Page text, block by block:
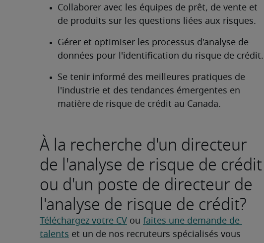
Collaborer avec les équipes de prêt, de vente et
de produits sur les questions liées aux risques.
Gérer et optimiser les processus d'analyse de
données pour l'identification du risque de crédit.
Se tenir informé des meilleures pratiques de
l'industrie et des tendances émergentes en
matière de risque de crédit au Canada.
À la recherche d'un directeur
de l'analyse de risque de crédit
ou d'un poste de directeur de
l'analyse de risque de crédit?
Téléchargez votre CV ou faites une demande de
talents et un de nos recruteurs spécialisés vous